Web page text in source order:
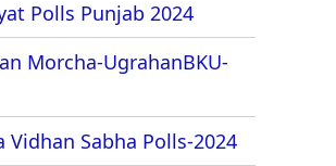
Polls Punjab 2024
Morcha-UgrahanBKU-
Vidhan Sabha Polls-2024